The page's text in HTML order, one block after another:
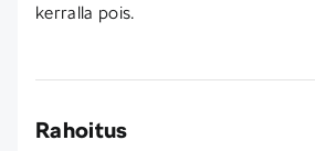
kerralla pois.
Rahoitus